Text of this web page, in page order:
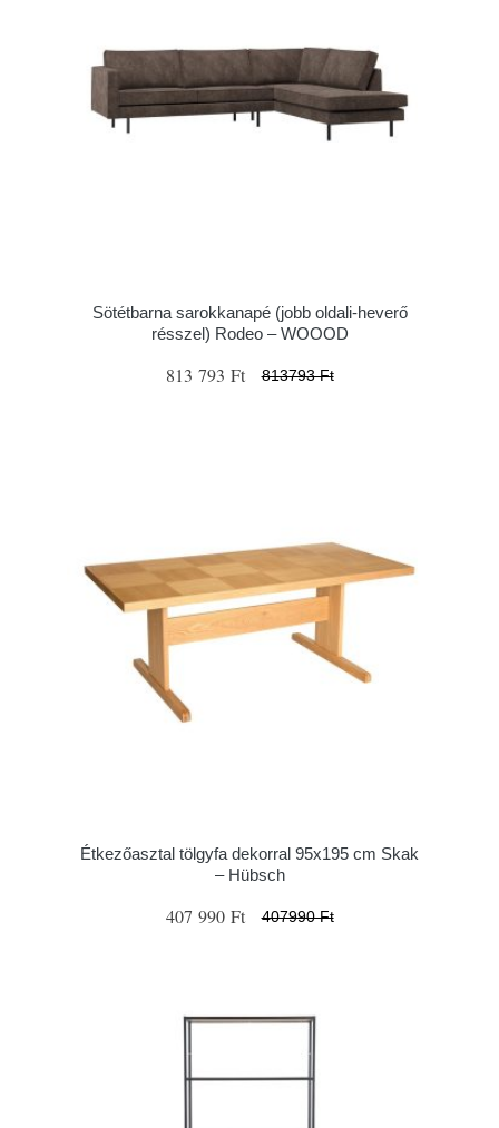
Sötétbarna sarokkanapé (jobb oldali-heverő
résszel) Rodeo – WOOOD
813 793 Ft 813793 Ft
Étkezőasztal tölgyfa dekorral 95x195 cm Skak
– Hübsch
407 990 Ft 407990 Ft